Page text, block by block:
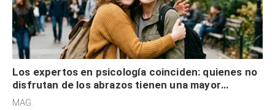
Los expertos en psicología coinciden: quienes no
disfrutan de los abrazos tienen una mayor
sensibilidad a los estímulos físicos y no es por
desinterés
MAG.